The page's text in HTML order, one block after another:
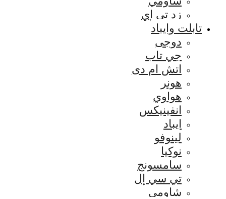
زد تي إي
تابلت وايباد
دوجى
جي تاب
اتش ام دى
هونر
هواوي
انفينيكس
ايباد
لينوفو
نوكيا
سامسونج
تي سي إل
شاومي